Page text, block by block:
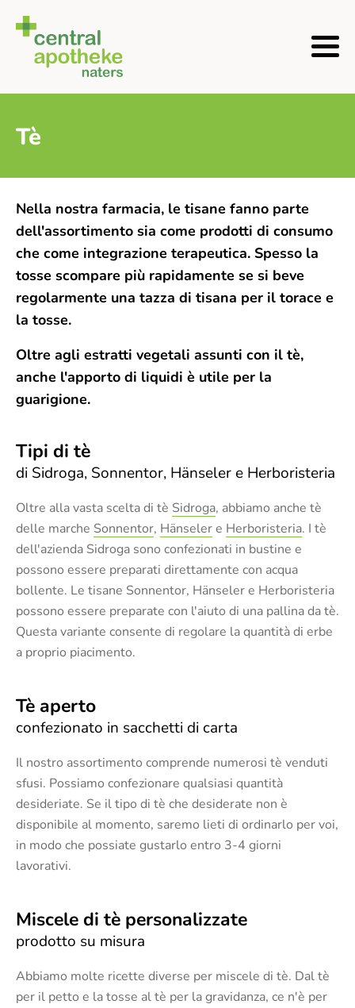
Tè
Nella nostra farmacia, le tisane fanno parte
dell'assortimento sia come prodotti di consumo
che come integrazione terapeutica. Spesso la
tosse scompare più rapidamente se si beve
regolarmente una tazza di tisana per il torace e
la tosse.
Oltre agli estratti vegetali assunti con il tè,
anche l'apporto di liquidi è utile per la
guarigione.
Tipi di tè
di Sidroga, Sonnentor, Hänseler e Herboristeria
Oltre alla vasta scelta di tè Sidroga, abbiamo anche tè
delle marche Sonnentor, Hänselere Herboristeria. I tè
dell'azienda Sidroga sono confezionati in bustine e
possono essere preparati direttamente con acqua
bollente. Le tisane Sonnentor, Hänseler e Herboristeria
possono essere preparate con l'aiuto di una pallina da tè.
Questa variante consente di regolare la quantità di erbe
a proprio piacimento.
Tè aperto
confezionato in sacchetti di carta
Il nostro assortimento comprende numerosi tè venduti
sfusi. Possiamo confezionare qualsiasi quantità
desideriate. Se il tipo di tè che desiderate non è
disponibile al momento, saremo lieti di ordinarlo per voi,
in modo che possiate gustarlo entro 3-4 giorni
lavorativi.
Miscele di tè personalizzate
prodotto su misura
Abbiamo molte ricette diverse per miscele di tè. Dal tè
per il petto e la tosse al tè per la gravidanza, ce n'è per